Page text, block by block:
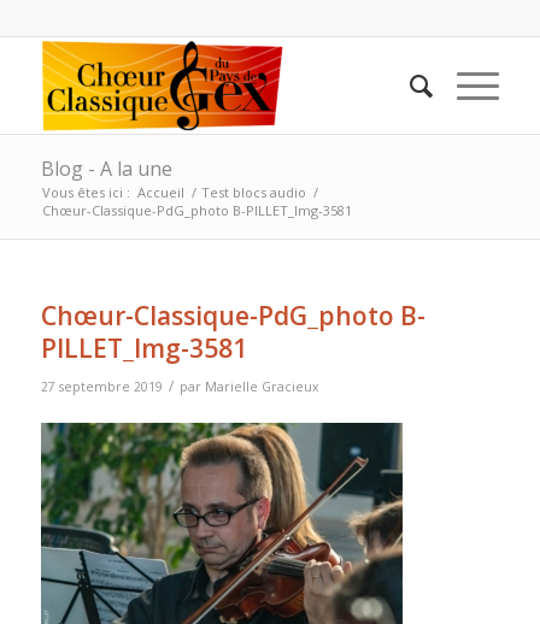
Blog - A la une
Vous êtes ici : Accueil / Test blocs audio /
Chœur-Classique-PdG_photo B-PILLET_Img-3581
Chœur-Classique-PdG_photo B-
PILLET_Img-3581
27 septembre 2019 / par Marielle Gracieux